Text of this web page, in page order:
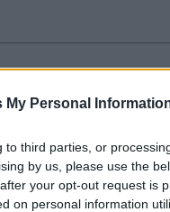
My Personal
third parties, or
by us, please use the
your opt-out request is
on personal information
(TANOSZ) is